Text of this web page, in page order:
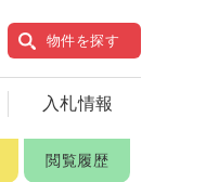
物件を探す
入札情報
閲覧履歴